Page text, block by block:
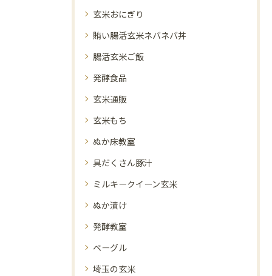
玄米おにぎり
賄い腸活玄米ネバネバ丼
腸活玄米ご飯
発酵食品
玄米通販
玄米もち
ぬか床教室
具だくさん豚汁
ミルキークイーン玄米
ぬか漬け
発酵教室
ベーグル
埼玉の玄米